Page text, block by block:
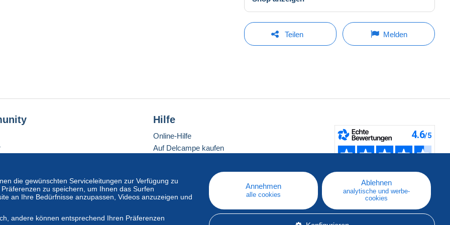
Teilen Melden
die gewünschten Serviceleitungen zur Verfügung zu
zu speichern, um Ihnen das Surfen
an Ihre Bedürfnisse anzupassen, Videos anzuzeigen und
andere können entsprechend Ihren Präferenzen
Annehmen
alle cookies
Ablehnen
analytische und werbe-
cookies
Hilfe
Online-Hilfe
Auf Delcampe kaufen
Eine sichere Website